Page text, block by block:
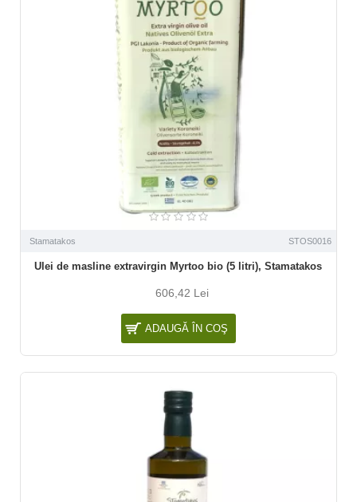
Stamatakos STOS0016
Ulei de masline extravirgin Myrtoo bio (5 litri), Stamatakos
606,42 Lei
ADAUGĂ ÎN COŞ